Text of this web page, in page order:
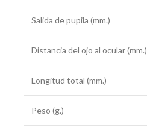
Salida de pupila (mm.)
Distancia del ojo al ocular (mm.)
Longitud total (mm.)
Peso (g.)